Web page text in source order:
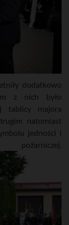
dodatkowo
z nich było
tablicy majora
natomiast
jedności i